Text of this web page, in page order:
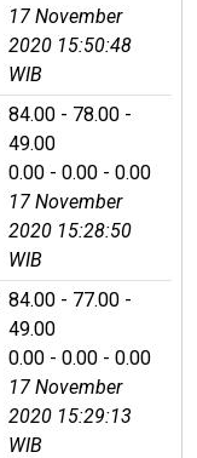
17 November
2020 15:50:48
WIB
84.00 - 78.00 -
49.00
0.00 - 0.00 - 0.00
17 November
2020 15:28:50
WIB
84.00 - 77.00 -
49.00
0.00 - 0.00 - 0.00
17 November
2020 15:29:13
WIB